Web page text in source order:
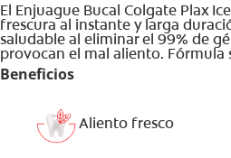
El Enjuague Bucal Colgate Plax
frescura al instante y larga
saludable al eliminar el 99% de
provocan el mal aliento. Fórmula
Beneficios
Aliento fresco